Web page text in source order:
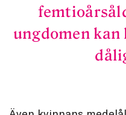
ungdomen kan